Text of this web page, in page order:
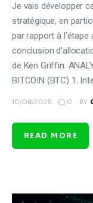
Je vais développer
stratégique, en
par rapport à l'étape
conclusion
de Ken Griffin.
BITCOIN (BTC) 1.
10/08/2025 0 BY
READ MORE